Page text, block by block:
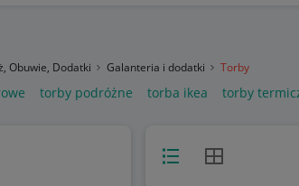
Obuwie, Dodatki Galanteria i dodatki Torby
torby podróżne torba ikea torby
Widok listyWidok siatki